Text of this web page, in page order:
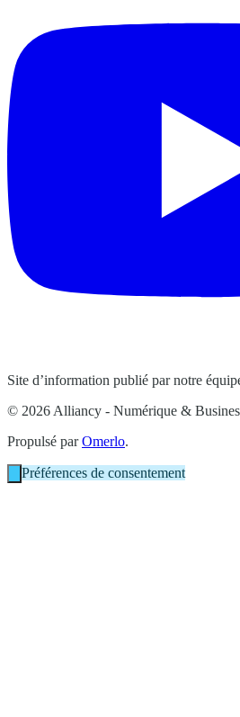
Site d’information publié par notre
© 2026 Alliancy - Numérique &
Propulsé parOmerlo.
Préférences de consentement